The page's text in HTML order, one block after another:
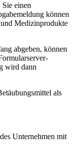
Sie einen
können
Medizinprodukte
abgeben, können
wird dann
als
Unternehmen mit